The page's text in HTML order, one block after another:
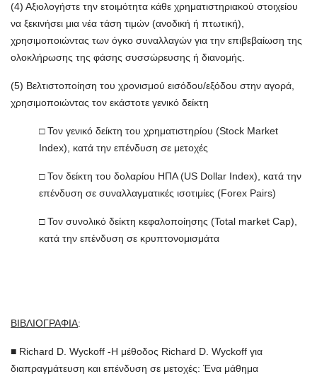
(4) Αξιολογήστε την ετοιμότητα κάθε χρηματιστηριακού στοιχείου
να ξεκινήσει μια νέα τάση τιμών (ανοδική ή πτωτική),
χρησιμοποιώντας των όγκο συναλλαγών για την επιβεβαίωση της
ολοκλήρωσης της φάσης συσσώρευσης ή διανομής.
(5) Βελτιστοποίηση του χρονισμού εισόδου/εξόδου στην αγορά,
χρησιμοποιώντας τον εκάστοτε γενικό δείκτη
□ Τον γενικό δείκτη του χρηματιστηρίου (Stock Market
Index), κατά την επένδυση σε μετοχές
□ Τον δείκτη του δολαρίου ΗΠΑ (US Dollar Index), κατά την
επένδυση σε συναλλαγματικές ισοτιμίες (Forex Pairs)
□ Τον συνολικό δείκτη κεφαλοποίησης (Total market Cap),
κατά την επένδυση σε κρυπτονομισμάτα
ΒΙΒΛΙΟΓΡΑΦΙΑ:
■ Richard D. Wyckoff -Η μέθοδος Richard D. Wyckoff για
διαπραγμάτευση και επένδυση σε μετοχές: Ένα μάθημα